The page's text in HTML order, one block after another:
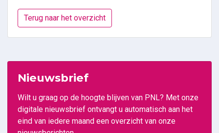
Terug naar het overzicht
Nieuwsbrief
Wilt u graag op de hoogte blijven van PNL? Met onze
digitale nieuwsbrief ontvangt u automatisch aan het
eind van iedere maand een overzicht van onze